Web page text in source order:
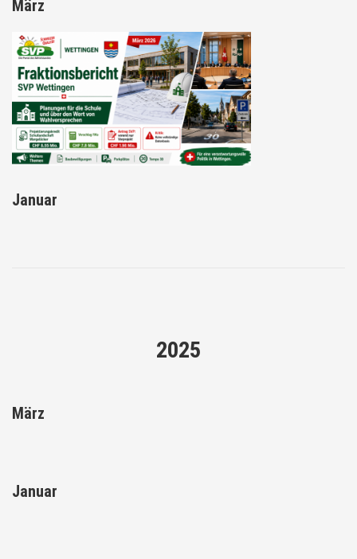
März
Januar
2025
März
Januar